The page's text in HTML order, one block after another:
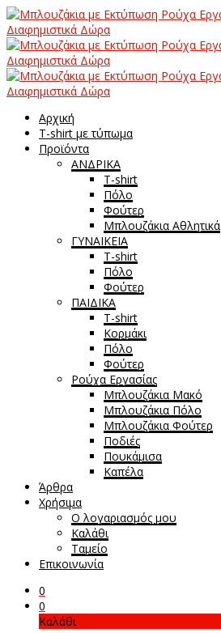
Αρχική
T-shirt με τύπωμα
Προϊόντα
ΑΝΔΡΙΚΑ
T-shirt
Πόλο
Φούτερ
Μπλουζάκια Αθλητικά
ΓΥΝΑΙΚΕΙΑ
T-shirt
Πόλο
Φούτερ
ΠΑΙΔΙΚΑ
T-shirt
Κορμάκι
Πόλο
Φούτερ
Ρούχα Εργασίας
Μπλουζάκια Μακό
Μπλουζάκια Πόλο
Μπλουζάκια Φούτερ
Ποδιές
Πουκάμισα
Καπέλα
Άρθρα
Χρήσιμα
Ο λογαριασμός μου
Καλάθι
Ταμείο
Επικοινωνία
0
0
Καλάθι